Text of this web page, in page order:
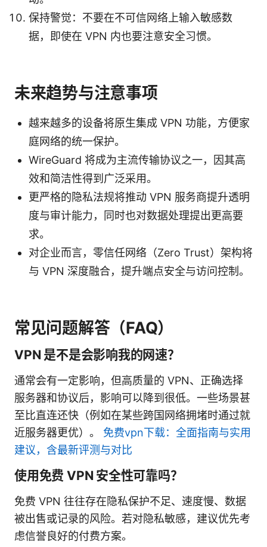
保持警觉：不要在不可信网络上输入敏感数
据，即使在 VPN 内也要注意安全习惯。
未来趋势与注意事项
越来越多的设备将原生集成 VPN 功能，方便家
庭网络的统一保护。
WireGuard 将成为主流传输协议之一，因其高
效和简洁性得到广泛采用。
更严格的隐私法规将推动 VPN 服务商提升透明
度与审计能力，同时也对数据处理提出更高要
求。
对企业而言，零信任网络（Zero Trust）架构将
与 VPN 深度融合，提升端点安全与访问控制。
常见问题解答（FAQ）
VPN 是不是会影响我的网速？
通常会有一定影响，但高质量的 VPN、正确选择
服务器和协议后，影响可以降到很低。一些场景甚
至比直连还快（例如在某些跨国网络拥堵时通过就
近服务器更优）。 免费vpn下载：全面指南与实用
建议，含最新评测与对比
使用免费 VPN 安全性可靠吗？
免费 VPN 往往存在隐私保护不足、速度慢、数据
被出售或记录的风险。若对隐私敏感，建议优先考
虑信誉良好的付费方案。